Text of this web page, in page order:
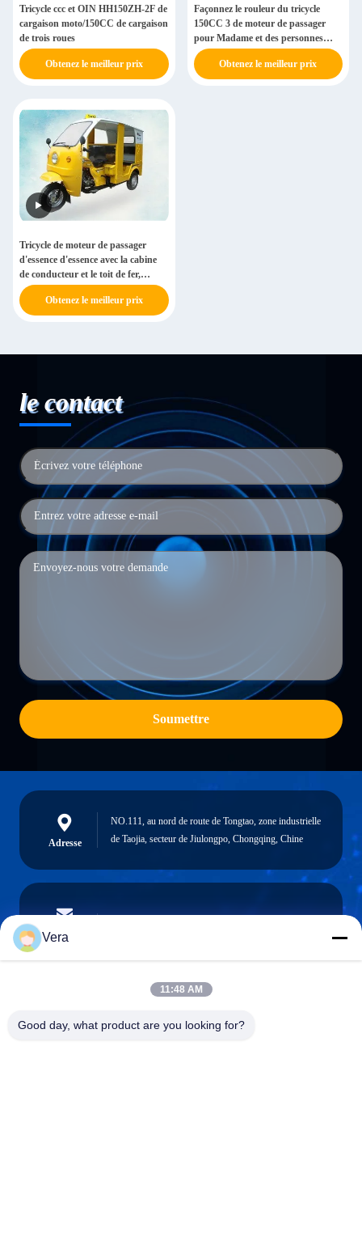
Tricycle ccc et OIN HH150ZH-2F de
cargaison moto/150CC de cargaison
de trois roues
Obtenez le meilleur prix
Façonnez le rouleur du tricycle
150CC 3 de moteur de passager
pour Madame et des personnes
plus âgées
Obtenez le meilleur prix
Tricycle de moteur de passager
d'essence d'essence avec la cabine
de conducteur et le toit de fer,
jaunes
Obtenez le meilleur prix
le contact
Soumettre
Adresse
NO.111, au nord de route de Tongtao, zone industrielle
de Taojia, secteur de Jiulongpo, Chongqing, Chine
E-mail
Téléphone
Vera
11:48 AM
Good day, what product are you looking for?